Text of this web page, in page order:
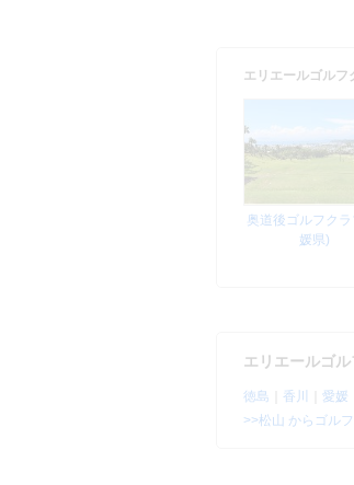
エリエールゴルフ
奥道後ゴルフク
媛県)
エリエールゴ
徳島 香川 愛媛
>>松山 からゴル